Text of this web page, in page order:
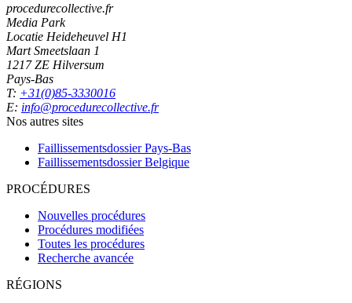
procedurecollective.fr
Media Park
Locatie Heideheuvel H1
Mart Smeetslaan 1
1217 ZE Hilversum
Pays-Bas
T: +31(0)85-3330016
E: info@procedurecollective.fr
Nos autres sites
Faillissementsdossier Pays-Bas
Faillissementsdossier Belgique
PROCÉDURES
Nouvelles procédures
Procédures modifiées
Toutes les procédures
Recherche avancée
RÉGIONS